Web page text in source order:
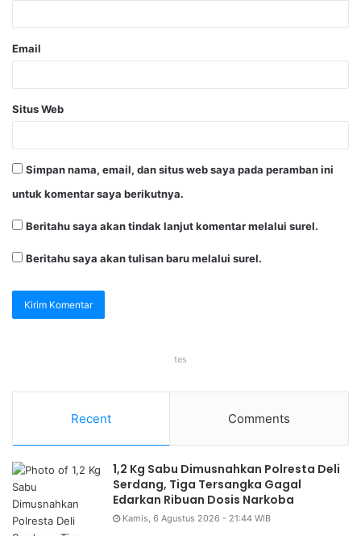
Email
Situs Web
Simpan nama, email, dan situs web saya pada peramban ini
untuk komentar saya berikutnya.
Beritahu saya akan tindak lanjut komentar melalui surel.
Beritahu saya akan tulisan baru melalui surel.
tes
Recent Comments
1,2 Kg Sabu Dimusnahkan Polresta Deli
Serdang, Tiga Tersangka Gagal
Edarkan Ribuan Dosis Narkoba
Kamis, 6 Agustus 2026 - 21:44 WIB